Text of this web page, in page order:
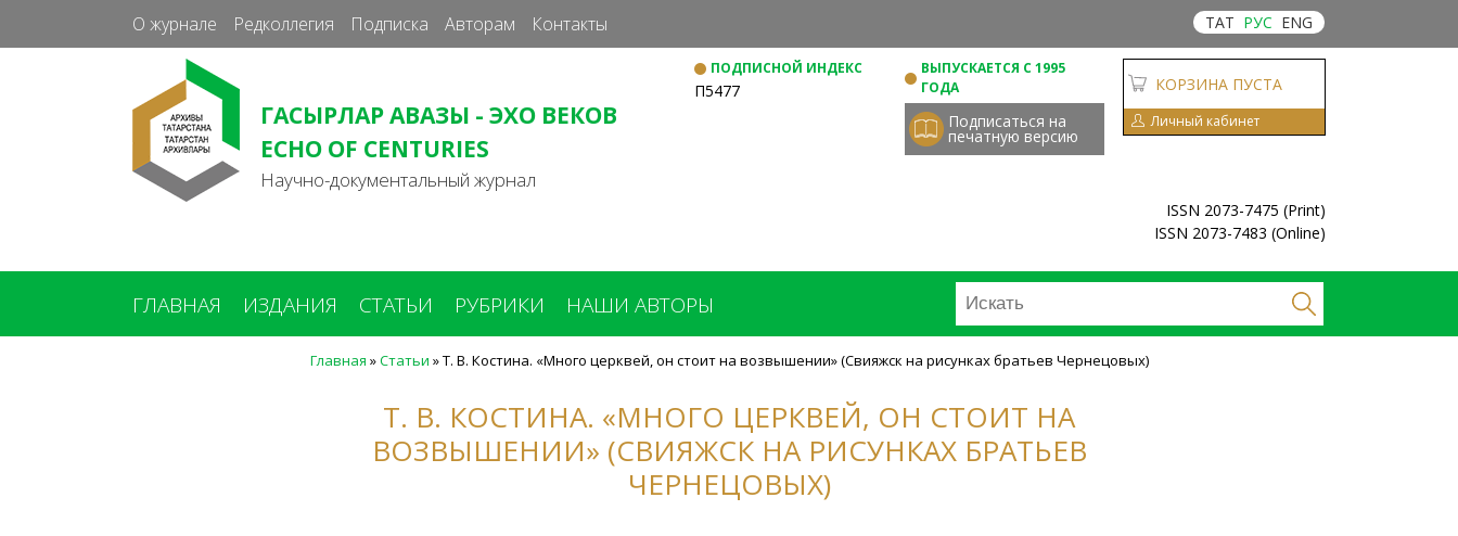
к
основному
О журнале Редколлегия Подписка Авторам Контакты ТАТ РУС ENG
ГАСЫРЛАР АВАЗЫ - ЭХО ВЕКОВ
ECHO OF CENTURIES
Научно-документальный журнал
ПОДПИСНОЙ ИНДЕКС
П5477
ВЫПУСКАЕТСЯ С 1995
ГОДА
Подписаться на
печатную версию
КОРЗИНА ПУСТА
Личный кабинет
ISSN 2073-7475 (Print)
ISSN 2073-7483 (Online)
ГЛАВНАЯ ИЗДАНИЯ СТАТЬИ РУБРИКИ НАШИ АВТОРЫ
Главная »Статьи »Т. В. Костина. «Много церквей, он стоит на возвышении» (Свияжск на рисунках братьев Чернецовых)
Т. В. КОСТИНА. «МНОГО ЦЕРКВЕЙ, ОН СТОИТ НА
ВОЗВЫШЕНИИ» (СВИЯЖСК НА РИСУНКАХ БРАТЬЕВ
ЧЕРНЕЦОВЫХ)